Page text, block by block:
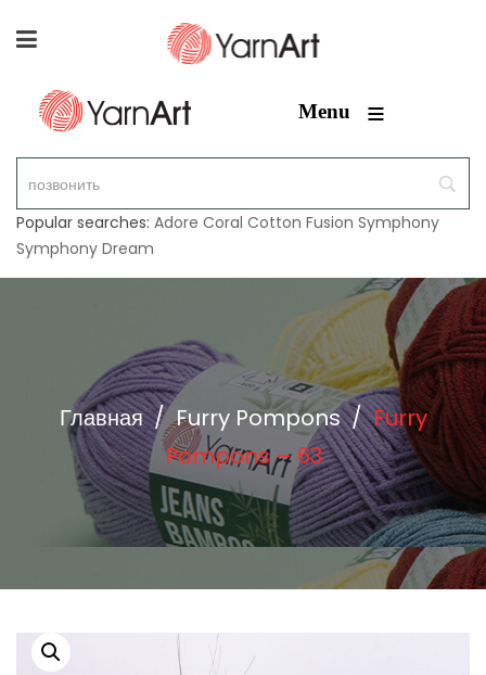
Menu ≡
Popular searches: Adore Coral Cotton Fusion Symphony
Symphony Dream
Главная / Furry Pompons / Furry
Pompons – 63